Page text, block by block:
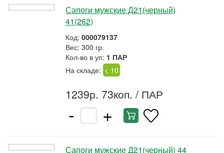
Сапоги мужские Д21(черный)
41(262)
Код: 000079137
Вес: 300 гр.
Кол-во в уп: 1 ПАР
На складе: < 10
1239р. 73коп. / ПАР
- +
Сапоги мужские Д21(черный) 44